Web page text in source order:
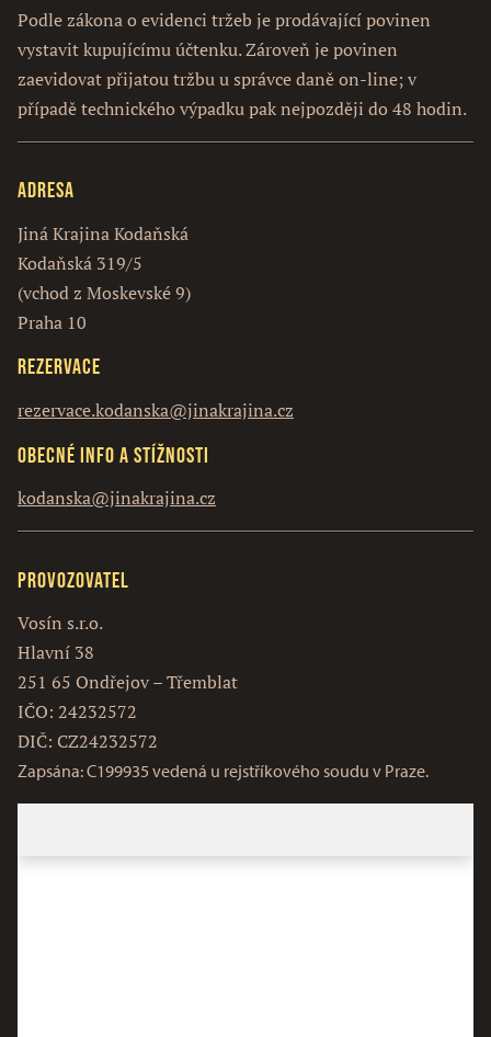
Podle zákona o evidenci tržeb je prodávající povinen
vystavit kupujícímu účtenku. Zároveň je povinen
zaevidovat přijatou tržbu u správce daně on-line; v
případě technického výpadku pak nejpozději do 48 hodin.
Adresa
Jiná Krajina Kodaňská
Kodaňská 319/5
(vchod z Moskevské 9)
Praha 10
Rezervace
rezervace.kodanska@jinakrajina.cz
Obecné info a stížnosti
kodanska@jinakrajina.cz
Provozovatel
Vosín s.r.o.
Hlavní 38
251 65 Ondřejov – Třemblat
IČO: 24232572
DIČ: CZ24232572
Zapsána: C199935 vedená u rejstříkového soudu v Praze.